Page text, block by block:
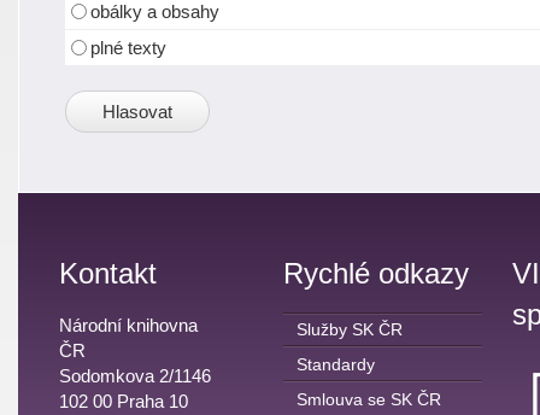
obálky a obsahy
plné texty
Kontakt
Národní knihovna
ČR
Sodomkova 2/1146
102 00 Praha 10
Rychlé odkazy
Služby SK ČR
Standardy
Smlouva se SK ČR